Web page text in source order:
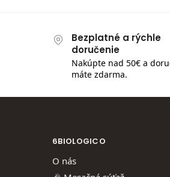
Bezplatné a rýchle
doručenie
Nakúpte nad 50€ a
máte zdarma.
6BIOLOGICO
O nás